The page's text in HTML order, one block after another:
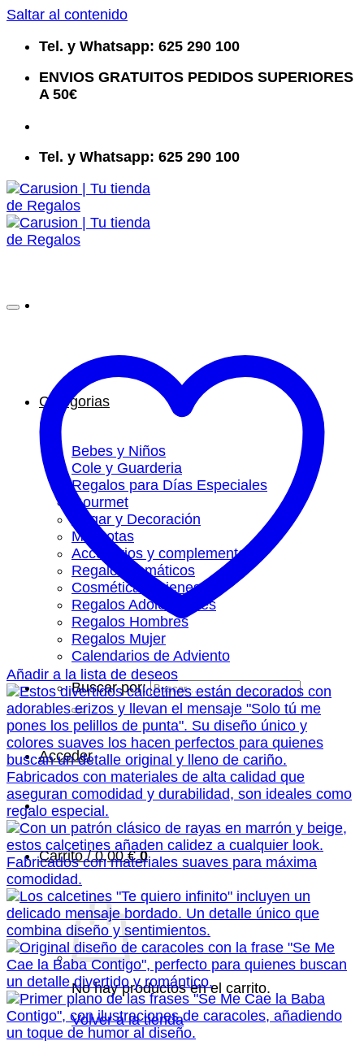
Saltar al contenido
Tel. y Whatsapp: 625 290 100
ENVIOS GRATUITOS PEDIDOS SUPERIORES
A 50€
Tel. y Whatsapp: 625 290 100
Categorias
Bebes y Niños
Cole y Guarderia
Regalos para Días Especiales
Gourmet
Hogar y Decoración
Mascotas
Accesorios y complementos
Regalos Temáticos
Cosmética y Bienestar
Regalos Adolescentes
Regalos Hombres
Regalos Mujer
Calendarios de Adviento
Buscar por:
Acceder
Carrito /0,00€ 0
No hay productos en el carrito.
Volver a la tienda
Añadir a la lista de deseos